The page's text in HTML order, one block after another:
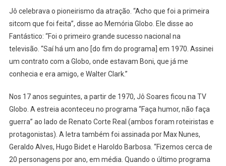
Jô celebrava o pioneirismo da atração. “Acho que foi a primeira
sitcom que foi feita”, disse ao Memória Globo. Ele disse ao
Fantástico: “Foi o primeiro grande sucesso nacional na
televisão. “Saí há um ano [do fim do programa] em 1970. Assinei
um contrato com a Globo, onde estavam Boni, que já me
conhecia e era amigo, e Walter Clark.”
Nos 17 anos seguintes, a partir de 1970, Jô Soares ficou na TV
Globo. A estreia aconteceu no programa “Faça humor, não faça
guerra” ao lado de Renato Corte Real (ambos foram roteiristas e
protagonistas). A letra também foi assinada por Max Nunes,
Geraldo Alves, Hugo Bidet e Haroldo Barbosa. “Fizemos cerca de
20 personagens por ano, em média. Quando o último programa